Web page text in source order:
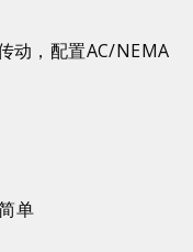
动，配置AC/NEMA
单